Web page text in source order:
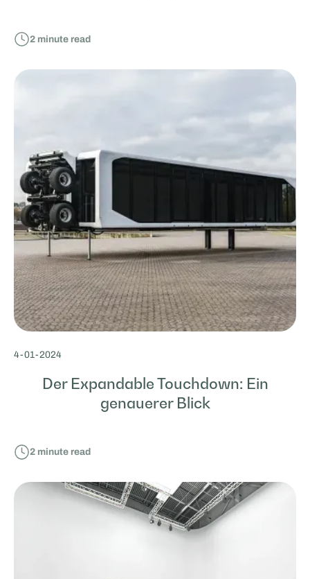
2 minute read
4-01-2024
Der Expandable Touchdown: Ein
genauerer Blick
2 minute read